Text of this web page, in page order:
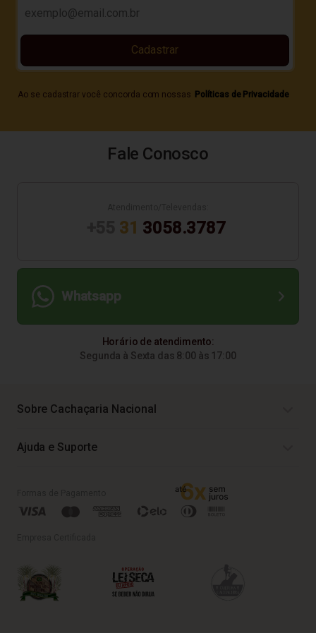
Ao se cadastrar você concorda com nossas Políticas de Privacidade
Cadastrar
Fale Conosco
31 3058.3787
Whatsapp
Horário de atendimento:
Segunda à Sexta das 8:00 às 17:00
Sobre Cachaçaria Nacional
Ajuda e Suporte